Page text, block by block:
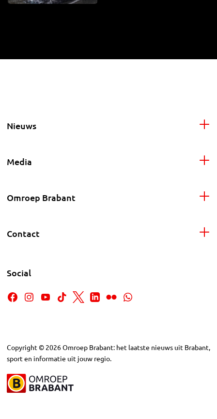
Nieuws
Media
Omroep Brabant
Contact
Social
Copyright © 2026Omroep Brabant: het laatste nieuws uit Brabant,
sport en informatie uit jouw regio.